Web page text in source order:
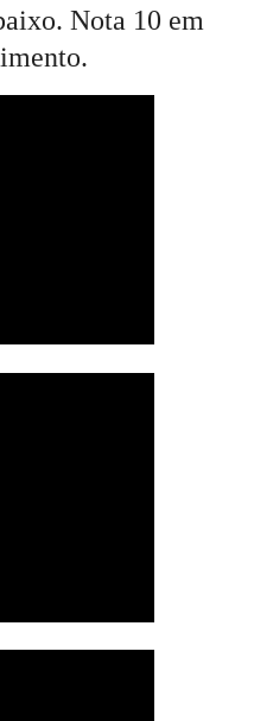
Nota 10 em